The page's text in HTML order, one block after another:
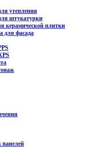
утепления
штукатурки
керамической плитки
для фасада